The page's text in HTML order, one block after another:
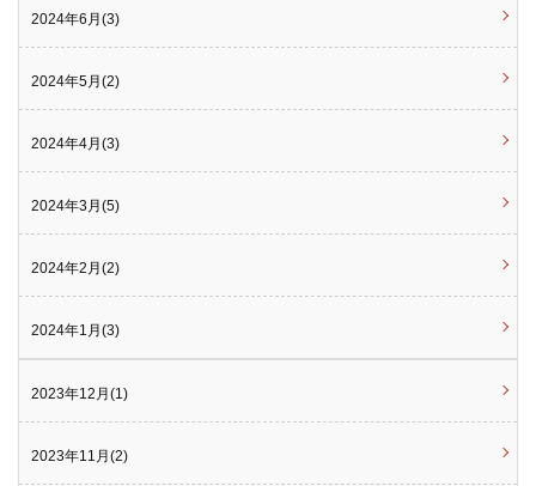
2024年6月(3)
2024年5月(2)
2024年4月(3)
2024年3月(5)
2024年2月(2)
2024年1月(3)
2023年12月(1)
2023年11月(2)